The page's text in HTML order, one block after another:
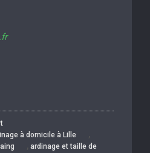
à domicile à Lille ,
, ardinage et taille de